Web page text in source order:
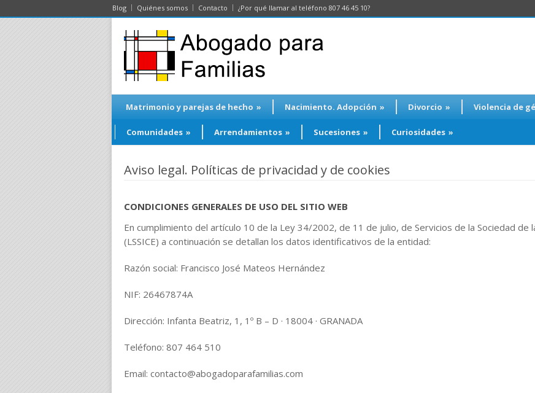
Blog Quiénes somos Contacto ¿Por qué llamar al teléfono 807 46 45 10?
Matrimonio y parejas de hecho » Nacimiento. Adopción » Divorcio » Violencia de
Comunidades » Arrendamientos » Sucesiones » Curiosidades »
Aviso legal. Políticas de privacidad y de cookies
CONDICIONES GENERALES DE USO DEL SITIO WEB
En cumplimiento del artículo 10 de la Ley 34/2002, de 11 de julio, de Servicios de la Sociedad de
(LSSICE) a continuación se detallan los datos identificativos de la entidad:
Razón social: Francisco José Mateos Hernández
NIF: 26467874A
Dirección: Infanta Beatriz, 1, 1º B – D · 18004 · GRANADA
Teléfono: 807 464 510
Email: contacto@abogadoparafamilias.com